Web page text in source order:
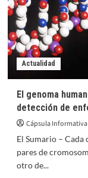
desamor
de
Karol
G
en
su
Actualidad
El genoma
detección de
Cápsula Informativa
El Sumario –
pares de
otro de...